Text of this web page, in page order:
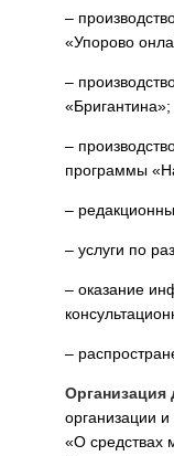
–
«Упорово
–
«Бригантина»;
–
программы
–
– услуги по
– оказание
–
Организация
организации
«О средствах